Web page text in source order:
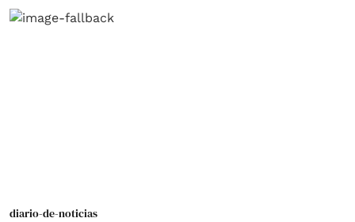
diario-de-noticias